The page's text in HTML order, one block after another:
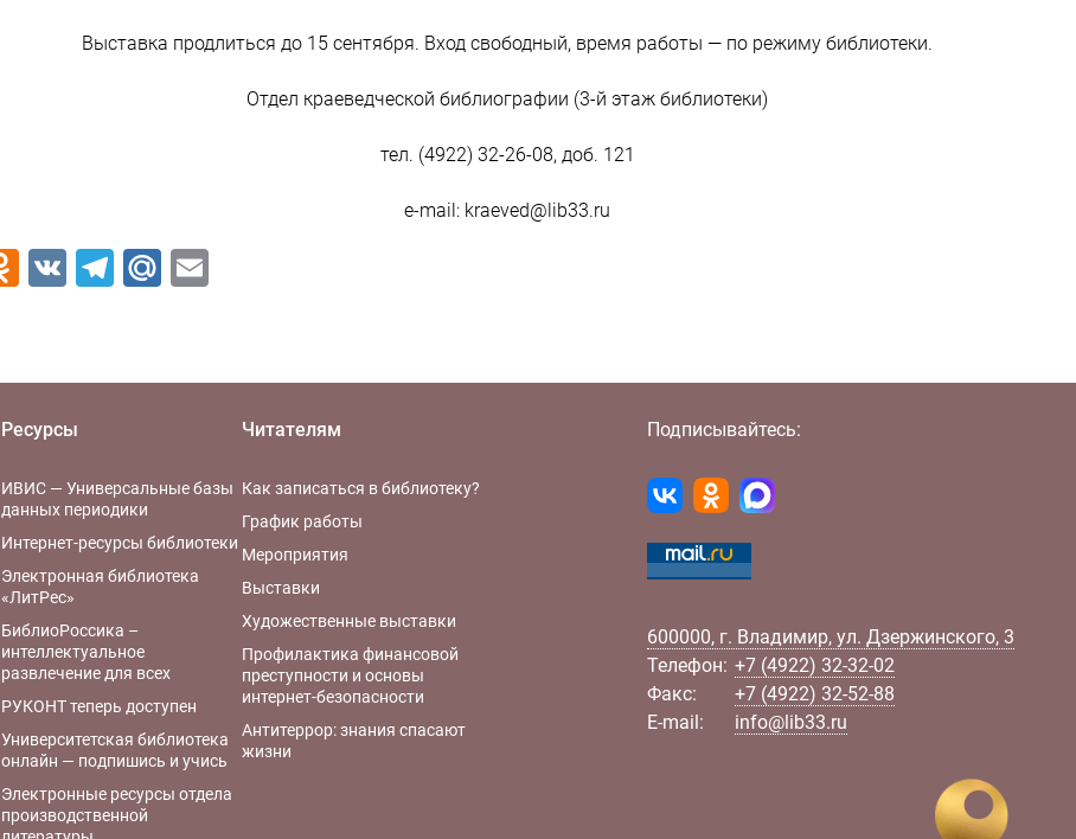
Выставка продлиться до 15 сентября. Вход свободный, время работы — по режиму библиотеки.
Отдел краеведческой библиографии (3-й этаж библиотеки)
тел. (4922) 32-26-08, доб. 121
e-mail: kraeved@lib33.ru
Odnoklassniki
VK Telegram
Mail.Ru
Ресурсы
ИВИС — Универсальные базы
данных периодики
Интернет-ресурсы библиотеки
Электронная библиотека
«ЛитРес»
БиблиоРоссика –
интеллектуальное
развлечение для всех
РУКОНТ теперь доступен
Университетская библиотека
онлайн — подпишись и учись
Электронные ресурсы отдела
производственной
Читателям
Как записаться в библиотеку?
График работы
Мероприятия
Выставки
Художественные выставки
Профилактика финансовой
преступности и основы
интернет-безопасности
Антитеррор: знания спасают
жизни
Подписывайтесь:
600000, г. Владимир, ул. Дзержинского, 3
Телефон: +7 (4922) 32-32-02
Факс:
+7 (4922) 32-52-88
E-mail:
info@lib33.ru